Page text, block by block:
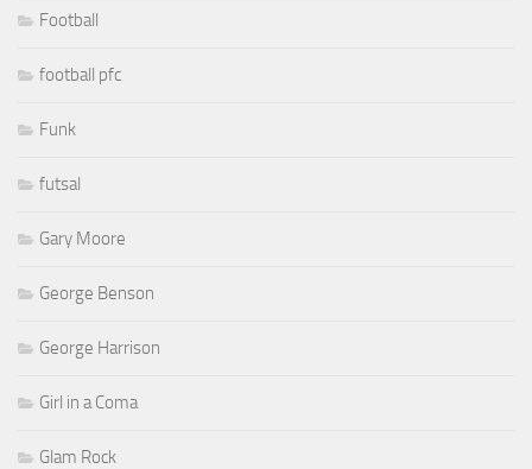
Football
football pfc
Funk
futsal
Gary Moore
George Benson
George Harrison
Girl in a Coma
Glam Rock